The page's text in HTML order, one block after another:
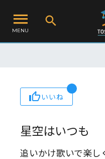
MENU
いいね
星空はいつも
追いかけ歌いで楽し